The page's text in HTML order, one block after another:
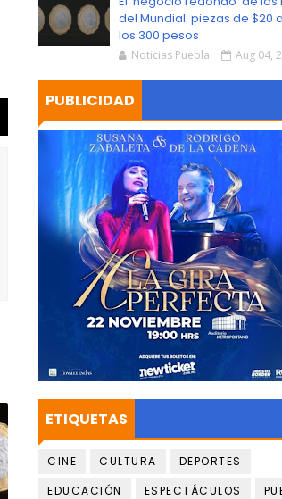
del Mundial: piezas de $20
los 300 pesos
Noticias Puebla Aug 04,
PUBLICIDAD
ETIQUETAS
CINE CULTURA
DEPORTES
EDUCACIÓN
ESPECTÁCULOS